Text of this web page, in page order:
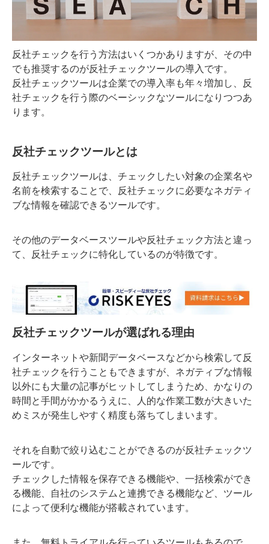
反社チェックを行う方法はいくつかありますが、その中
でも推奨するのが反社チェックツールの導入です。
反社チェックツールは企業での導入率も年々増加し、反
社チェックを行う際のベーシックなツールになりつつあ
ります。
反社チェックツールとは
反社チェックツールは、チェックしたい対象の企業名や
名前を検索することで、反社チェックに必要なネガティ
ブな情報を確認できるツールです。
その他のデータベースツールや反社チェック方法と違っ
て、反社チェックに特化しているのが特徴です。
反社チェックツールが選ばれる理由
インターネットや新聞データベースなどから検索して反
社チェックを行うこともできますが、ネガティブな情報
以外にも大量の記事がヒットしてしまうため、かなりの
時間と手間がかかるうえに、人的な作業工数が大きいた
めミスが発生しやすく精度も落ちてしまいます。
それを自動で絞り込むことができるのが反社チェックツ
ールです。
チェックした情報を保存できる機能や、一括検索ができ
る機能、自社のシステムと連携できる機能など、ツール
によって便利な機能が搭載されています。